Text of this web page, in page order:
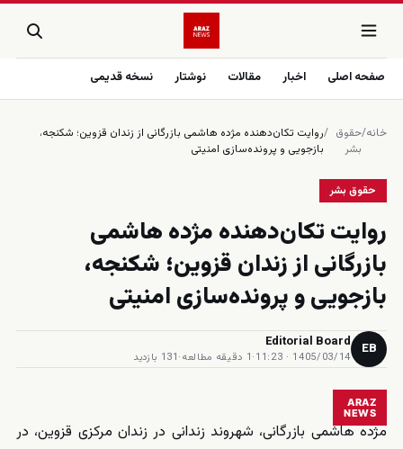
صفحه اصلی اخبار مقالات نوشتار نسخه قدیمی
خانه/حقوق
بشر
/روایت تکان‌دهنده مژده هاشمی بازرگانی از زندان قزوین؛ شکنجه،
بازجویی و پرونده‌سازی امنیتی
حقوق بشر
روایت تکان‌دهنده مژده هاشمی
بازرگانی از زندان قزوین؛ شکنجه،
بازجویی و پرونده‌سازی امنیتی
EB
Editorial Board
1405/03/14 · 11:23
·1 دقیقه مطالعه ·131 بازدید
ARAZ
NEWS
مژده هاشمی بازرگانی، شهروند زندانی در زندان مرکزی قزوین، در